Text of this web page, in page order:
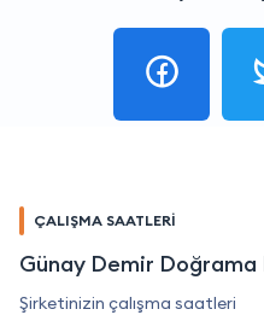
ÇALIŞMA SAATLERİ
Günay Demir Doğrama
Şirketinizin çalışma saatleri